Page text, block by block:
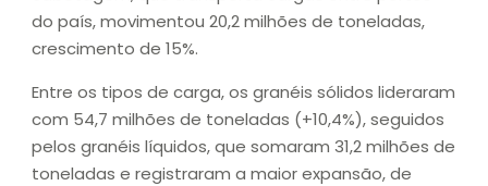
do país, movimentou 20,2 milhões de toneladas,
crescimento de 15%.
Entre os tipos de carga, os granéis sólidos lideraram
com 54,7 milhões de toneladas (+10,4%), seguidos
pelos granéis líquidos, que somaram 31,2 milhões de
toneladas e registraram a maior expansão, de